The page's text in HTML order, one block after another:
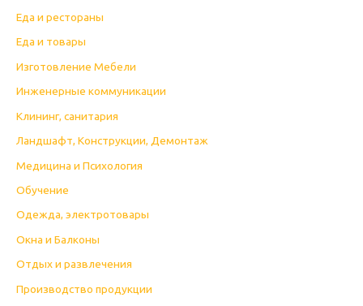
Еда и рестораны
Еда и товары
Изготовление Мебели
Инженерные коммуникации
Клининг, санитария
Ландшафт, Конструкции, Демонтаж
Медицина и Психология
Обучение
Одежда, электротовары
Окна и Балконы
Отдых и развлечения
Производство продукции